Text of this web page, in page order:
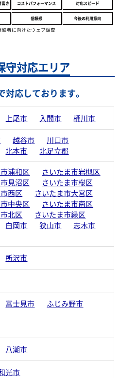
富さ コストパフォーマンス 対応スピード
信頼感 今後の利用意向
者に向けたウェブ調査
守対応エリア
応しております。
上尾市 入間市 桶川市
越谷市
川口市
北本市 北足立郡
浦和区
さいたま市岩槻区
見沼区
さいたま市桜区
西区
さいたま市大宮区
中央区
さいたま市南区
北区
さいたま市緑区
白岡市 狭山市
志木市
所沢市
富士見市 ふじみ野市
八潮市
光市